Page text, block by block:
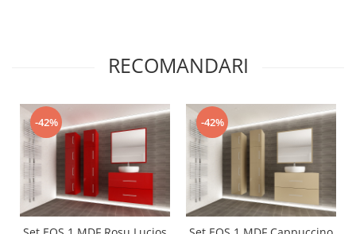
RECOMANDARI
-42% -42%